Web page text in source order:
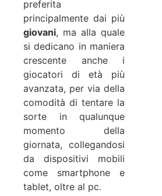
preferita
principalmente dai più
giovani, ma alla quale
si dedicano in maniera
crescente anche i
giocatori di età più
avanzata, per via della
comodità di tentare la
sorte in qualunque
momento della
giornata, collegandosi
da dispositivi mobili
come smartphone e
tablet, oltre al pc.